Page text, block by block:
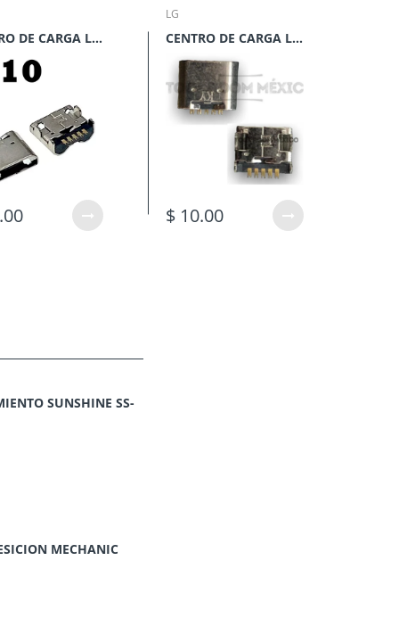
CENTRO DE CARGA LG ZONE
LG
CENTRO DE CARGA LG VS950
$ 10.00
SUNSHINE SS-
MECHANIC